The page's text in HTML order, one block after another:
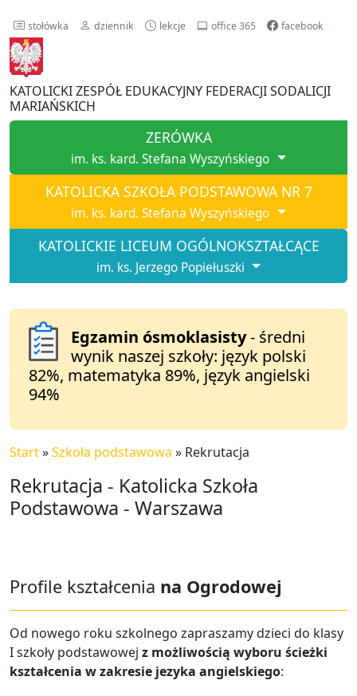
stołówka dziennik lekcje office 365 facebook
KATOLICKI ZESPÓŁ EDUKACYJNY FEDERACJI SODALICJI
MARIAŃSKICH
ZERÓWKA
im. ks. kard. Stefana Wyszyńskiego
KATOLICKA SZKOŁA PODSTAWOWA NR 7
im. ks. kard. Stefana Wyszyńskiego
KATOLICKIE LICEUM OGÓLNOKSZTAŁCĄCE
im. ks. Jerzego Popiełuszki
Egzamin ósmoklasisty- średni
wynik naszej szkoły: język polski
82%, matematyka 89%, język angielski
94%
Start»Szkoła podstawowa » Rekrutacja
Rekrutacja - Katolicka Szkoła
Podstawowa - Warszawa
Profile kształcenia na Ogrodowej
Od nowego roku szkolnego zapraszamy dzieci do klasy
I szkoły podstawowej z możliwością wyboru ścieżki
kształcenia w zakresie jezyka angielskiego: